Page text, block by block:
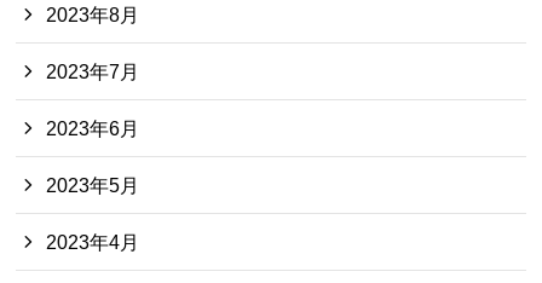
2023年8月
2023年7月
2023年6月
2023年5月
2023年4月